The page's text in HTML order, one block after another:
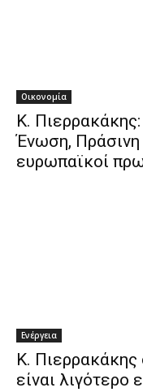
Οικονομία
Κ.
Ένωση, Πράσινη
ευρωπαϊκοί
Ενέργεια
Κ.
είναι